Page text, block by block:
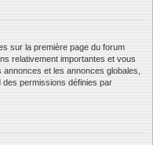
sur la première page du forum
relativement importantes et vous
et les annonces globales,
des permissions définies par